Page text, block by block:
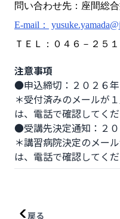
問い合わせ先：座間総
E-mail：
ＴＥＬ：０４６－２５
注意事項
●申込締切：２０２６
＊受付済みのメールが
は、電話で確認してくだ
●受講先決定通知：２
＊講習病院決定のメー
は、電話で確認してくだ
戻る